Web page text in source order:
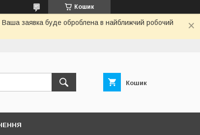
Кошик
Ваша заявка буде оброблена в найближчий робочий
Кошик